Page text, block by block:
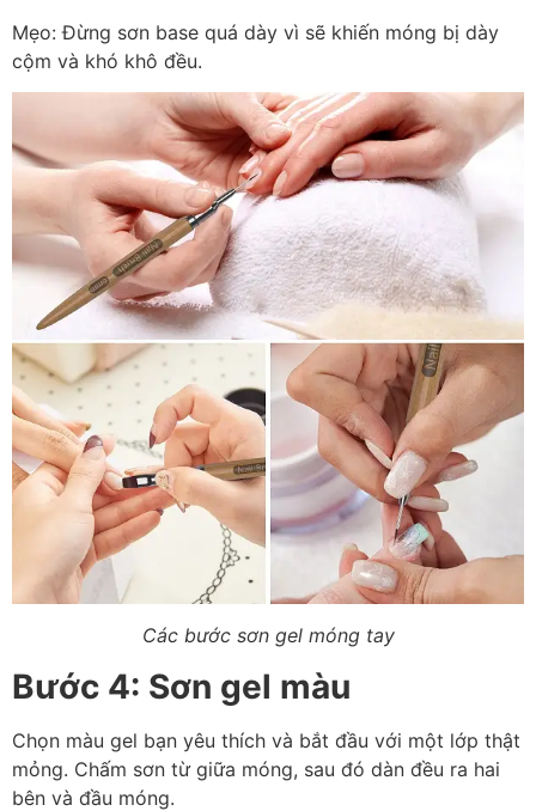
Mẹo: Đừng sơn base quá dày vì sẽ khiến móng bị dày
cộm và khó khô đều.
Các bước sơn gel móng tay
Bước 4: Sơn gel màu
Chọn màu gel bạn yêu thích và bắt đầu với một lớp thật
mỏng. Chấm sơn từ giữa móng, sau đó dàn đều ra hai
bên và đầu móng.